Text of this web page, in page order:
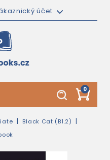
účet
0
Black Cat (B1.2)